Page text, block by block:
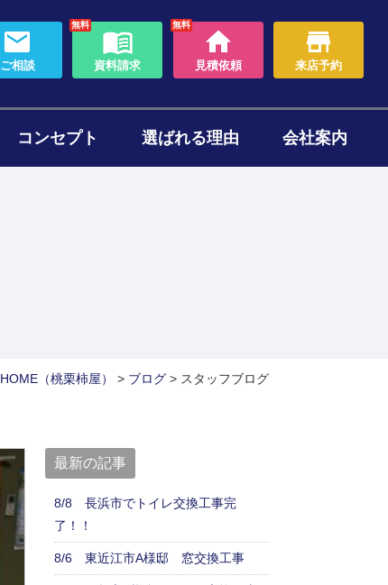
ご相談
無料
資料請求
無料
見積依頼 来店予約
コンセプト 選ばれる理由 会社案内
HOME （桃栗柿屋） > ブログ > スタッフブログ
最新の記事
8/8 長浜市でトイレ交換工事完
了！！
8/6 東近江市A様邸 窓交換工事